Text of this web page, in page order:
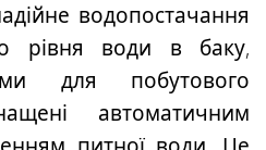
водопостачання
рівня води в баку,
для побутового
автоматичним